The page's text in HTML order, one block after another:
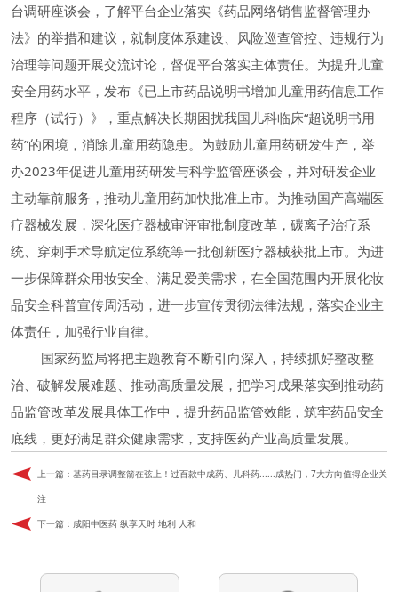
台调研座谈会，了解平台企业落实《药品网络销售监督管理办
法》的举措和建议，就制度体系建设、风险巡查管控、违规行为
治理等问题开展交流讨论，督促平台落实主体责任。为提升儿童
安全用药水平，发布《已上市药品说明书增加儿童用药信息工作
程序（试行）》，重点解决长期困扰我国儿科临床“超说明书用
药”的困境，消除儿童用药隐患。为鼓励儿童用药研发生产，举
办2023年促进儿童用药研发与科学监管座谈会，并对研发企业
主动靠前服务，推动儿童用药加快批准上市。为推动国产高端医
疗器械发展，深化医疗器械审评审批制度改革，碳离子治疗系
统、穿刺手术导航定位系统等一批创新医疗器械获批上市。为进
一步保障群众用妆安全、满足爱美需求，在全国范围内开展化妆
品安全科普宣传周活动，进一步宣传贯彻法律法规，落实企业主
体责任，加强行业自律。
国家药监局将把主题教育不断引向深入，持续抓好整改整
治、破解发展难题、推动高质量发展，把学习成果落实到推动药
品监管改革发展具体工作中，提升药品监管效能，筑牢药品安全
底线，更好满足群众健康需求，支持医药产业高质量发展。
上一篇： 基药目录调整箭在弦上！过百款中成药、儿科药......成热门，7大方向值得企业关
注
下一篇： 咸阳中医药 纵享天时 地利 人和